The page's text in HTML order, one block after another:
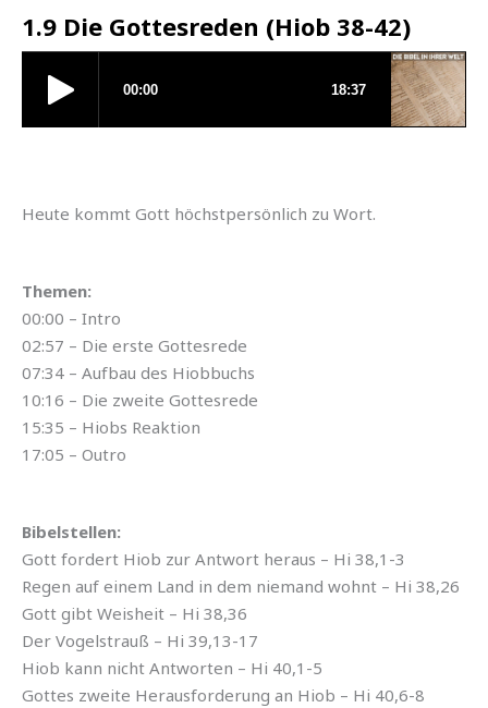
1.9 Die Gottesreden (Hiob 38-42)
Heute kommt Gott höchstpersönlich zu Wort.
Themen:
00:00 – Intro
02:57 – Die erste Gottesrede
07:34 – Aufbau des Hiobbuchs
10:16 – Die zweite Gottesrede
15:35 – Hiobs Reaktion
17:05 – Outro
Bibelstellen:
Gott fordert Hiob zur Antwort heraus – Hi 38,1-3
Regen auf einem Land in dem niemand wohnt – Hi 38,26
Gott gibt Weisheit – Hi 38,36
Der Vogelstrauß – Hi 39,13-17
Hiob kann nicht Antworten – Hi 40,1-5
Gottes zweite Herausforderung an Hiob – Hi 40,6-8